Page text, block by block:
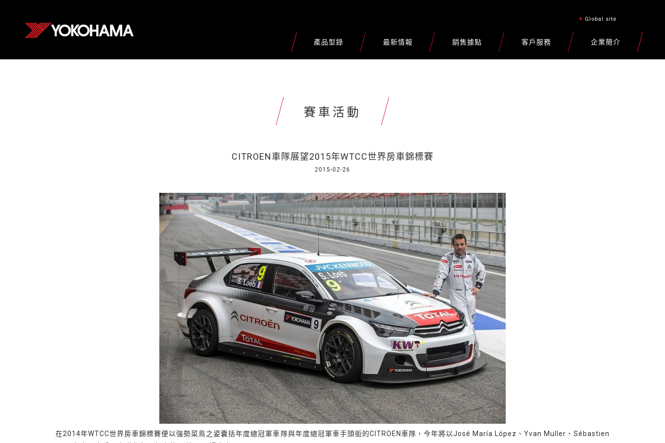
Global site
產品型錄 最新情報 銷售據點 客戶服務 企業簡介
賽車活動
CITROEN車隊展望2015年WTCC世界房車錦標賽
2015-02-26
在2014年WTCC世界房車錦標賽便以強勢菜鳥之姿囊括年度總冠軍車隊與年度總冠軍車手頭銜的CITROEN車隊，今年將以José María López、Yvan Muller、Sébastien